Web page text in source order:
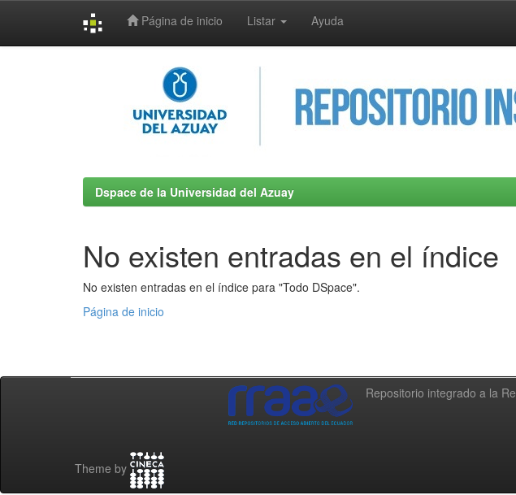
Página de inicio Listar Ayuda
Dspace de la Universidad del Azuay
No existen entradas en el índice
No existen entradas en el índice para "Todo DSpace".
Página de inicio
Repositorio integrado a la
Theme by